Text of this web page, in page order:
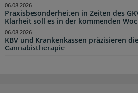
Praxisbesonderheiten in Zeiten des
Klarheit soll es in der kommenden
06.08.2026
KBV und Krankenkassen präzisieren
Cannabistherapie
06.08.2026